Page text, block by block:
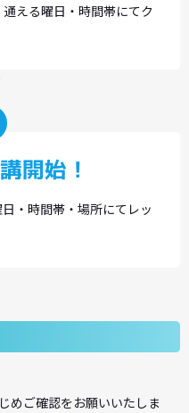
える曜日・時間帯にてク
開始！
・時間帯・場所にてレッ
めご確認をお願いいたしま